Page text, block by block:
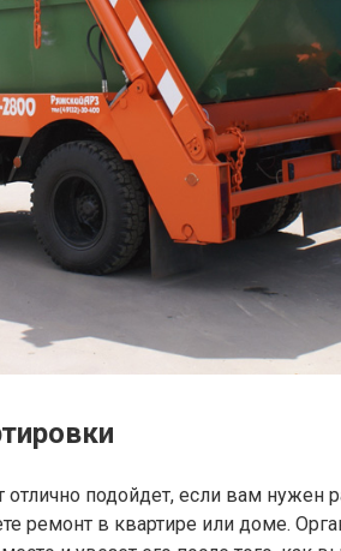
отлично подойдет, если вам нужен
ремонт в квартире или доме.